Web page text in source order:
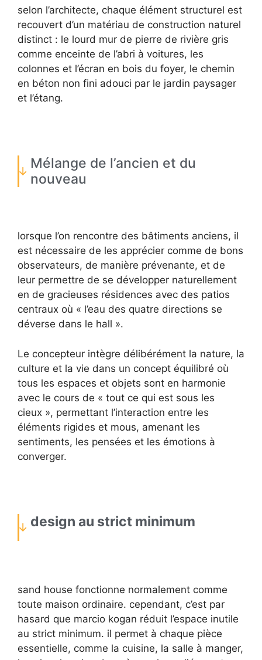
selon l’architecte, chaque élément structurel est
recouvert d’un matériau de construction naturel
distinct : le lourd mur de pierre de rivière gris
comme enceinte de l’abri à voitures, les
colonnes et l’écran en bois du foyer, le chemin
en béton non fini adouci par le jardin paysager
et l’étang.
Mélange de l’ancien et du
nouveau
lorsque l’on rencontre des bâtiments anciens, il
est nécessaire de les apprécier comme de bons
observateurs, de manière prévenante, et de
leur permettre de se développer naturellement
en de gracieuses résidences avec des patios
centraux où « l’eau des quatre directions se
déverse dans le hall ».
Le concepteur intègre délibérément la nature, la
culture et la vie dans un concept équilibré où
tous les espaces et objets sont en harmonie
avec le cours de « tout ce qui est sous les
cieux », permettant l’interaction entre les
éléments rigides et mous, amenant les
sentiments, les pensées et les émotions à
converger.
design au strict minimum
sand house fonctionne normalement comme
toute maison ordinaire. cependant, c’est par
hasard que marcio kogan réduit l’espace inutile
au strict minimum. il permet à chaque pièce
essentielle, comme la cuisine, la salle à manger,